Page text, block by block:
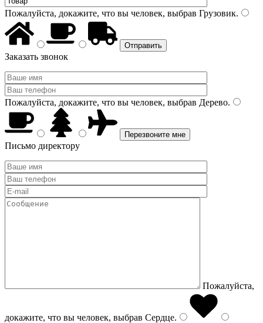
Пожалуйста, докажите, что вы человек, выбрав Грузовик.
Заказать звонок
Пожалуйста, докажите, что вы человек, выбрав Дерево.
Письмо директору
Пожалуйста,
докажите, что вы человек, выбрав Сердце.